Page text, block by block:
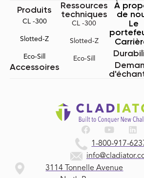
1-800-917-
3114 Tonnelle Avenue
Produits
CL -300
Slotted-Z
Eco-Sill
Accessoires
Ressources
techniques
CL -300
Slotted-Z
Eco-Sill
À
de
Le